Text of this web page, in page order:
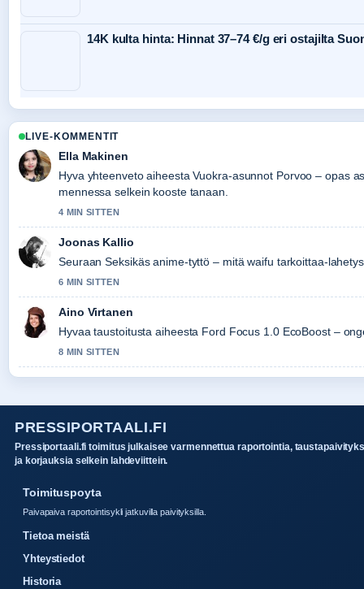
14K kulta hinta: Hinnat 37–74 €/g eri ostajilta
LIVE-KOMMENTIT
Ella Makinen
Hyva yhteenveto aiheesta Vuokra-asunnot Porvoo – opas
mennessa selkein kooste tanaan.
4 MIN SITTEN
Joonas Kallio
Seuraan Seksikäs anime-tyttö – mitä waifu tarkoittaa-
6 MIN SITTEN
Aino Virtanen
Hyvaa taustoitusta aiheesta Ford Focus 1.0 EcoBoost –
8 MIN SITTEN
PRESSIPORTAALI.FI
Pressiportaali.fi toimitus julkaisee varmennettua raportointia,
ja korjauksia selkein lahdeviittein.
Toimituspoyta
Paivapaiva raportointisykli jatkuvilla paivityksilla.
Tietoa meistä
Yhteystiedot
Historia